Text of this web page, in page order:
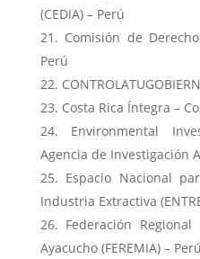
(CEDIA) – Perú
Comisión de
Perú
Costa Rica Íntegra –
Environmental
Agencia de Investigación
Espacio Nacional
Industria Extractiva
Federación
Ayacucho (FEREMIA) – Perú